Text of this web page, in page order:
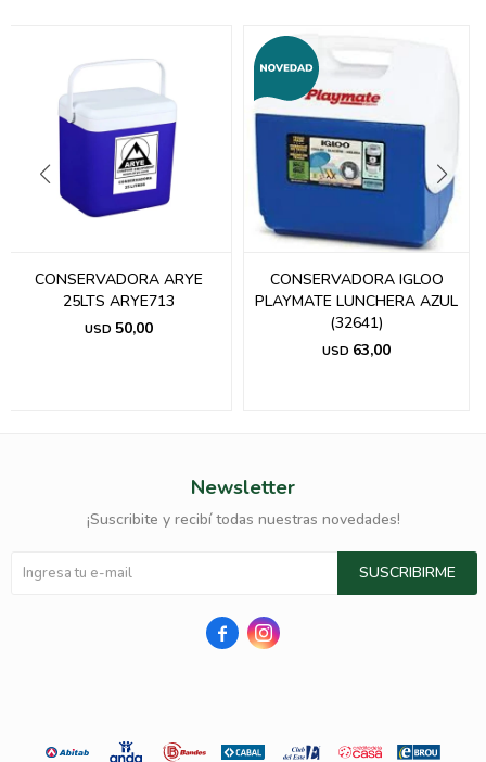
CONSERVADORA ARYE
25LTS ARYE713
USD 50,00
CONSERVADORA IGLOO
PLAYMATE LUNCHERA AZUL
(32641)
USD 63,00
Newsletter
¡Suscribite y recibí todas nuestras novedades!
SUSCRIBIRME
 